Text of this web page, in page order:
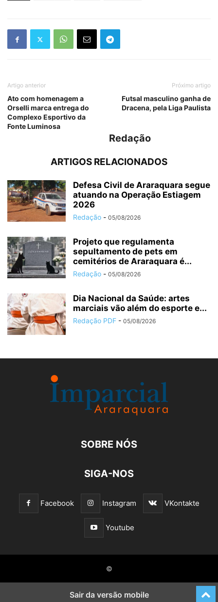
Artigo anterior
Ato com homenagem a
Orselli marca entrega do
Complexo Esportivo da
Fonte Luminosa
Próximo artigo
Futsal masculino ganha de
Dracena, pela Liga Paulista
Redação
ARTIGOS RELACIONADOS
Defesa Civil de Araraquara segue
atuando na Operação Estiagem
2026
Redação - 05/08/2026
Projeto que regulamenta
sepultamento de pets em
cemitérios de Araraquara é...
Redação - 05/08/2026
Dia Nacional da Saúde: artes
marciais vão além do esporte e...
Redação PDF - 05/08/2026
SOBRE NÓS
SIGA-NOS
Facebook Instagram VKontakte
Youtube
©
Sair da versão mobile